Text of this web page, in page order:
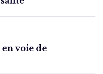
en voie de